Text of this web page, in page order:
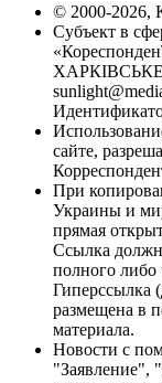
© 2000-2026,
Субъект в
ХАРКІВСЬКЕ
сайте,
При
Украины и
прямая
Ссылка
полного либо
Гиперссылка
размещена в
материала.
Новости с
"Заявление",